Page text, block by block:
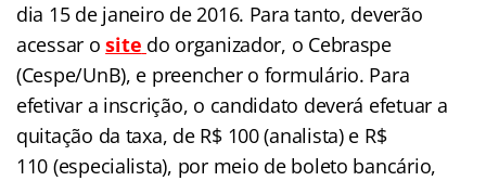
dia 15 de janeiro de 2016. Para tanto, deverão
acessar osite do organizador, o Cebraspe
(Cespe/UnB), e preencher o formulário. Para
efetivar a inscrição, o candidato deverá efetuar a
quitação da taxa, de R$ 100 (analista) e R$
110 (especialista), por meio de boleto bancário,